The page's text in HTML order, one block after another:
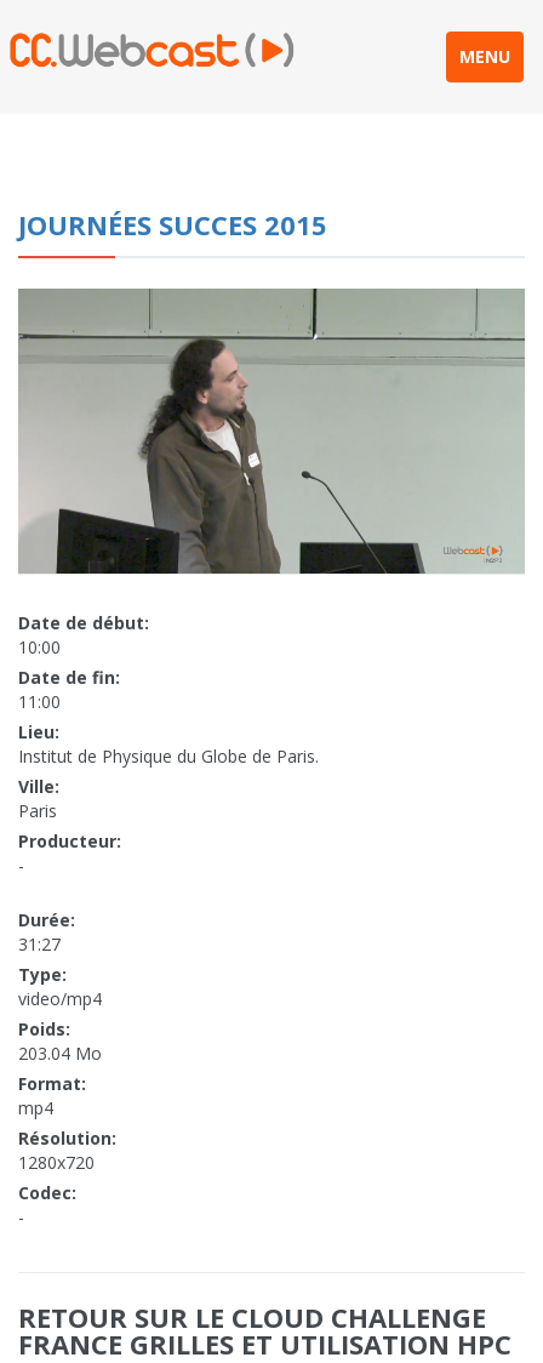
MENU
JOURNÉES SUCCES 2015
Date de début:
10:00
Date de fin:
11:00
Lieu:
Institut de Physique du Globe de Paris.
Ville:
Paris
Producteur:
-
Durée:
31:27
Type:
video/mp4
Poids:
203.04 Mo
Format:
mp4
Résolution:
1280x720
Codec:
-
RETOUR SUR LE CLOUD CHALLENGE
FRANCE GRILLES ET UTILISATION HPC